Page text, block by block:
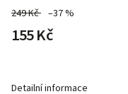
249 Kč –37 %
155 Kč
Detailní informace